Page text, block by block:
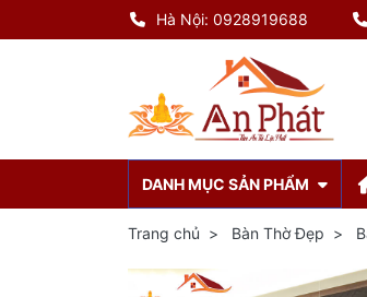
DANH MỤC SẢN PHẨM
Hà Nội: 0928919688
Trang chủ Bàn Thờ Đẹp